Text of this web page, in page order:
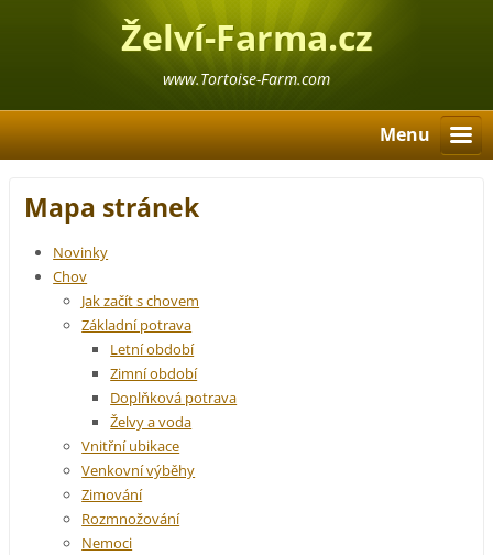
Želví-Farma.cz
www.Tortoise-Farm.com
Menu
Mapa stránek
Novinky
Chov
Jak začít s chovem
Základní potrava
Letní období
Zimní období
Doplňková potrava
Želvy a voda
Vnitřní ubikace
Venkovní výběhy
Zimování
Rozmnožování
Nemoci